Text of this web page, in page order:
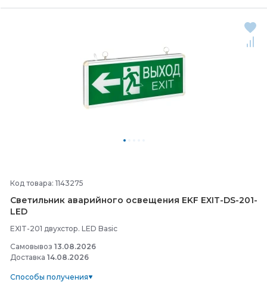
Код товара: 1143275
Светильник аварийного освещения EKF EXIT-DS-201-
LED
EXIT-201 двухстор. LED Basic
Самовывоз 13.08.2026
Доставка 14.08.2026
Способы получения